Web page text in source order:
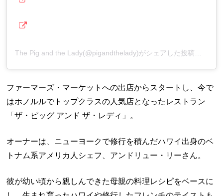
The Pig and the Lady(@pigandthelady)がシェアした投稿
ファーマーズ・マーケットへの出店からスタートし、今で
はホノルルでトップクラスの人気店となったレストラン
「ザ・ピッグ アンド ザ・レディ」。
オーナーは、ニューヨークで修行を積んだハワイ出身のベ
トナム系アメリカ人シェフ、アンドリュー・リーさん。
彼が幼い頃から親しんできた母親の料理レシピをベースに